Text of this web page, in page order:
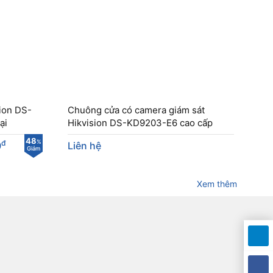
DS-
48%
Giảm
đ
Chuông cửa có camera giám sát
Hikvision DS-KD9203-E6 cao cấp
Liên hệ
Xem thêm